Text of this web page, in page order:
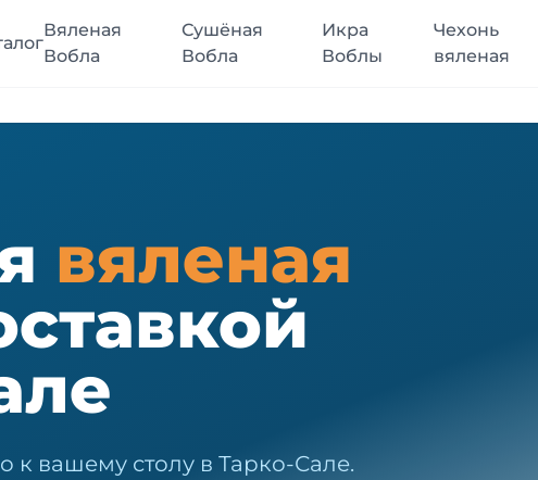
Вяленая
Вобла
Сушёная
Вобла
Икра
Воблы
Чехонь
вяленая
вяленая
к вашему столу в Тарко-Сале.